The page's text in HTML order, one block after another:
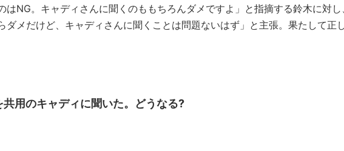
はNG。キャディさんに聞くのももちろんダメですよ」と指摘する鈴木に対し
ダメだけど、キャディさんに聞くことは問題ないはず」と主張。果たして正
用のキャディに聞いた。どうなる?